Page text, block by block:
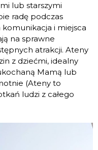
lub starszymi
radę podczas
i miejsca
na sprawne
atrakcji. Ateny
z dziećmi, idealny
Mamą lub
(Ateny to
ludzi z całego